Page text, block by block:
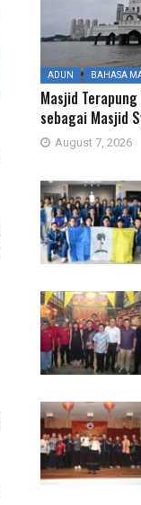
ADUN BAHASA
Masjid
sebagai Masjid
August 7, 2026